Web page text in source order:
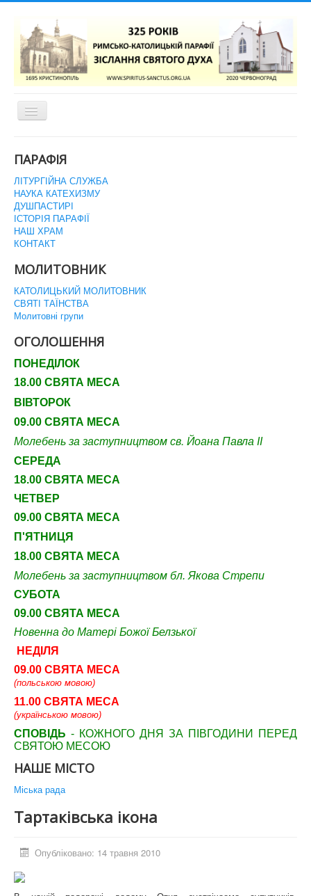
Перемикач
навігації
ПАРАФІЯ
ЛІТУРГІЙНА СЛУЖБА
НАУКА КАТЕХИЗМУ
ДУШПАСТИРІ
ІСТОРІЯ ПАРАФІЇ
НАШ ХРАМ
КОНТАКТ
МОЛИТОВНИК
КАТОЛИЦЬКИЙ МОЛИТОВНИК
СВЯТІ ТАЇНСТВА
Молитовні групи
ОГОЛОШЕННЯ
ПОНЕДІЛОК
18.00 СВЯТА МЕСА
ВІВТОРОК
09.00 СВЯТА МЕСА
Молебень за заступництвом св. Йоана Павла ІІ
СЕРЕДА
18.00 СВЯТА МЕСА
ЧЕТВЕР
09.00 СВЯТА МЕСА
П'ЯТНИЦЯ
18.00 СВЯТА МЕСА
Молебень за заступництвом бл. Якова Стрепи
СУБОТА
09.00 СВЯТА МЕСА
Новенна до Матері Божої Белзької
НЕДІЛЯ
09.00 СВЯТА МЕСА
(польською мовою)
11.00 СВЯТА МЕСА
(українською мовою)
СПОВІДЬ - КОЖНОГО ДНЯ ЗА ПІВГОДИНИ ПЕРЕД
СВЯТОЮ МЕСОЮ
НАШЕ МІСТО
Міська рада
Тартаківська ікона
Опубліковано: 14 травня 2010